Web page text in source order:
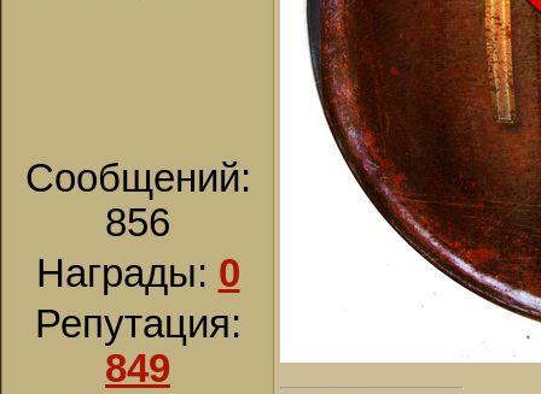
Сообщений:
856
Награды: 0
Репутация:
849